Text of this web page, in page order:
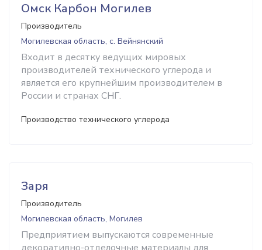
Омск Карбон Могилев
Производитель
Могилевская область, с. Вейнянский
Входит в десятку ведущих мировых
производителей технического углерода и
является его крупнейшим производителем в
России и странах СНГ.
Производство технического углерода
Заря
Производитель
Могилевская область, Могилев
Предприятием выпускаются современные